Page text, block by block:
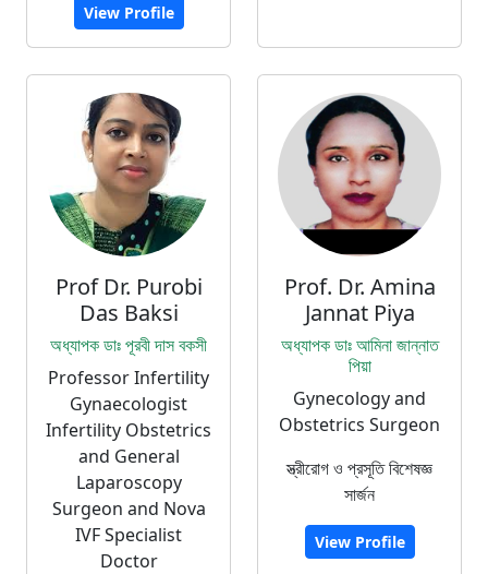
View Profile
Prof Dr. Purobi
Das Baksi
অধ্যাপক ডাঃ পূরবী দাস বকসী
Professor Infertility
Gynaecologist
Infertility Obstetrics
and General
Laparoscopy
Surgeon and Nova
IVF Specialist
Doctor
Prof. Dr. Amina
Jannat Piya
অধ্যাপক ডাঃ আমিনা জান্নাত
পিয়া
Gynecology and
Obstetrics Surgeon
স্ত্রীরোগ ও প্রসূতি বিশেষজ্ঞ
সার্জন
View Profile